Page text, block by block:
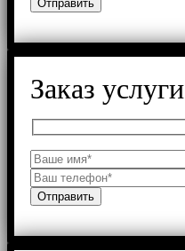
Заказ услуги